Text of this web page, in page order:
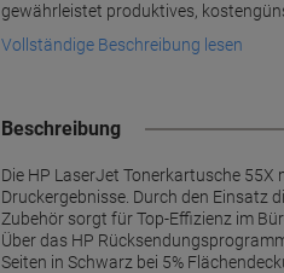
gewährleistet produktives,
Vollständige Beschreibung lesen
Beschreibung
Die HP LaserJet Tonerkartusche
Druckergebnisse. Durch den Einsatz
Zubehör sorgt für Top-Effizienz im
Über das HP
Seiten in Schwarz bei 5%